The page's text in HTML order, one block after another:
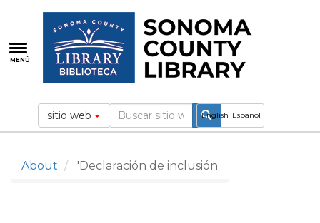
contenido
principal
MENÚ
English Español
sitio web
About 'Declaración de inclusión